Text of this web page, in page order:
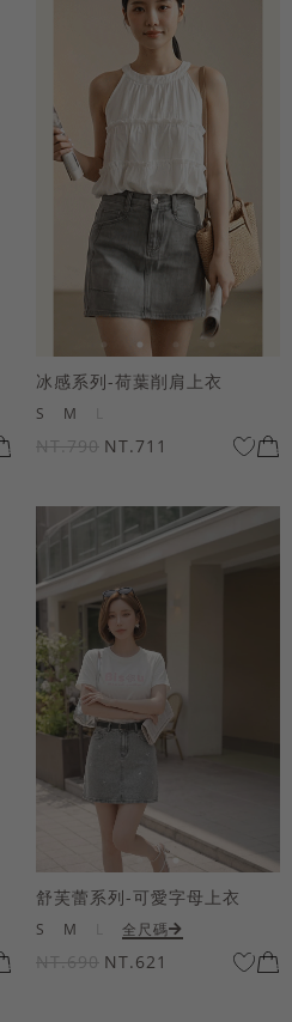
冰感系列-荷葉削肩上衣
S M
NT.790 NT.711
舒芙蕾系列-可愛字母上衣
S M 全尺碼
NT.690 NT.621